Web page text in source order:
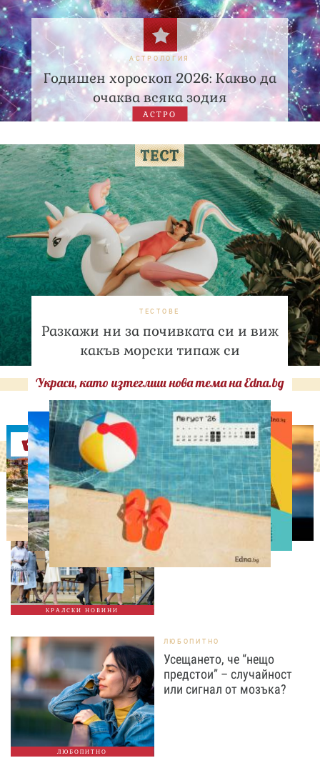
АСТРОЛОГИЯ
Годишен хороскоп 2026: Какво да
очаква всяка зодия
АСТРО
ТЕСТОВЕ
Разкажи ни за почивката си и виж
какъв морски типаж си
Украси, като изтеглиш нова тема на Edna.bg
Оферти
КРАЛСКИ НОВИНИ
СВОБОДНО ВРЕМЕ
Ново бебе в кралското
семейство
ЛЮБОПИТНО
ЛЮБОПИТНО
Усещането, че “нещо
предстои” – случайност
или сигнал от мозъка?